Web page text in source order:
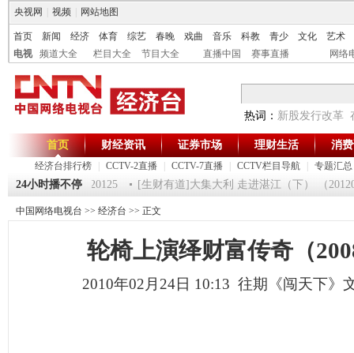
央视网 视频 网站地图
首页 新闻 经济 体育 综艺 春晚 戏曲 音乐 科教 青少 文化
艺术
电视
频道大全 栏目大全 节目大全 直播中国 赛事直播 网络
热词： 新股发行改革
首页
经济台排行榜 CCTV-2直播 CCTV-7直播 CCTV栏目导航 专题汇总
财经资讯 证券市场 理财生活 消
24小时播不停
一时间》 20120125 [生财有道]大集大利 走进湛江（下） （20120124
中国网络电视台 >> 经济台 >> 正文
轮椅上演绎财富传奇（
2010年02月24日 10:13 往期《闯天下》